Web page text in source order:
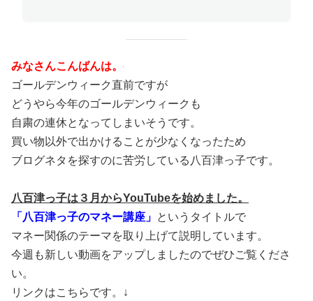
みなさんこんばんは。
ゴールデンウィーク直前ですが
どうやら今年のゴールデンウィークも
自粛の連休となってしまいそうです。
買い物以外で出かけることが少なくなったため
ブログネタを探すのに苦労している八百津っ子です。
八百津っ子は３月からYouTubeを始めました。
「八百津っ子のマネー講座」 というタイトルで
マネー関係のテーマを取り上げて説明しています。
今週も新しい動画をアップしましたのでぜひご覧くださ
い。
リンクはこちらです。↓